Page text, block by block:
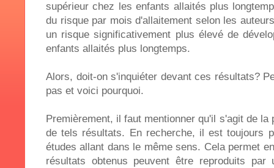
supérieur chez les enfants allaités plus
du risque par mois d'allaitement selon les
un risque significativement plus élevé de
enfants allaités plus longtemps.
Alors, doit-on s'inquiéter devant ces résultats?
pas et voici pourquoi.
Premièrement, il faut mentionner qu'il s'agit de la
de tels résultats. En recherche, il est toujours
études allant dans le même sens. Cela permet
résultats obtenus peuvent être reproduits par